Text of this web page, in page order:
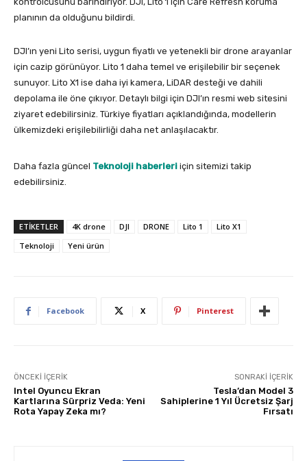
planının da olduğunu bildirdi.
DJI’ın yeni Lito serisi, uygun fiyatlı ve yetenekli bir drone arayanlar
için cazip görünüyor. Lito 1 daha temel ve erişilebilir bir seçenek
sunuyor. Lito X1 ise daha iyi kamera, LiDAR desteği ve dahili
depolama ile öne çıkıyor. Detaylı bilgi için DJI’ın resmi web sitesini
ziyaret edebilirsiniz. Türkiye fiyatları açıklandığında, modellerin
ülkemizdeki erişilebilirliği daha net anlaşılacaktır.
Daha fazla güncel Teknoloji haberleri için sitemizi takip
edebilirsiniz.
ETIKETLER 4K drone DJI DRONE Lito 1
Lito X1
Teknoloji
Yeni ürün
Facebook X Pinterest
ÖNCEKI İÇERIK
Intel Oyuncu Ekran
Kartlarına Sürpriz Veda: Yeni
Rota Yapay Zeka mı?
SONRAKI İÇERIK
Tesla’dan Model 3
Sahiplerine 1 Yıl Ücretsiz Şarj
Fırsatı